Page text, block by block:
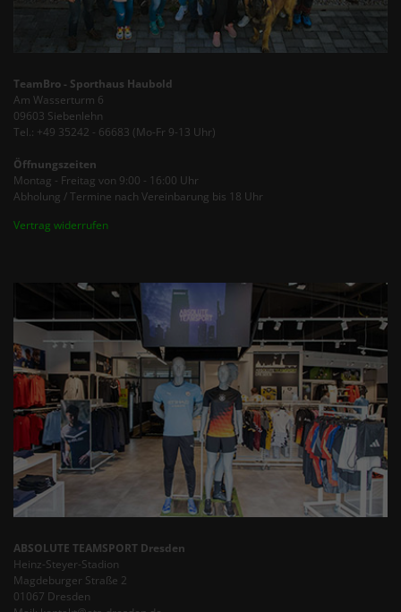
TeamBro - Sporthaus Haubold
Am Wasserturm 6
09603 Siebenlehn
Tel.: +49 35242 - 66683 (Mo-Fr 9-13 Uhr)
Öffnungszeiten
Montag - Freitag von 9:00 - 16:00 Uhr
Abholung / Termine nach Vereinbarung bis 18 Uhr
Vertrag widerrufen
ABSOLUTE TEAMSPORT Dresden
Heinz-Steyer-Stadion
Magdeburger Straße 2
01067 Dresden